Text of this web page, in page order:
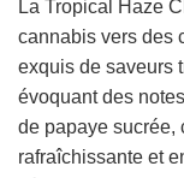
La Tropical Haze
cannabis vers des
exquis de saveurs
évoquant des
de papaye sucrée,
rafraîchissante et